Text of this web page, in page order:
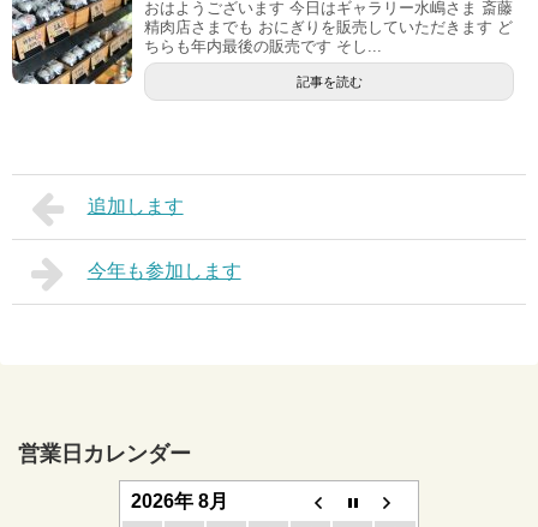
おはようございます 今日はギャラリー水嶋さま 斎藤
精肉店さまでも おにぎりを販売していただきます ど
ちらも年内最後の販売です そし...
記事を読む
追加します
今年も参加します
営業日カレンダー
2026年 8月